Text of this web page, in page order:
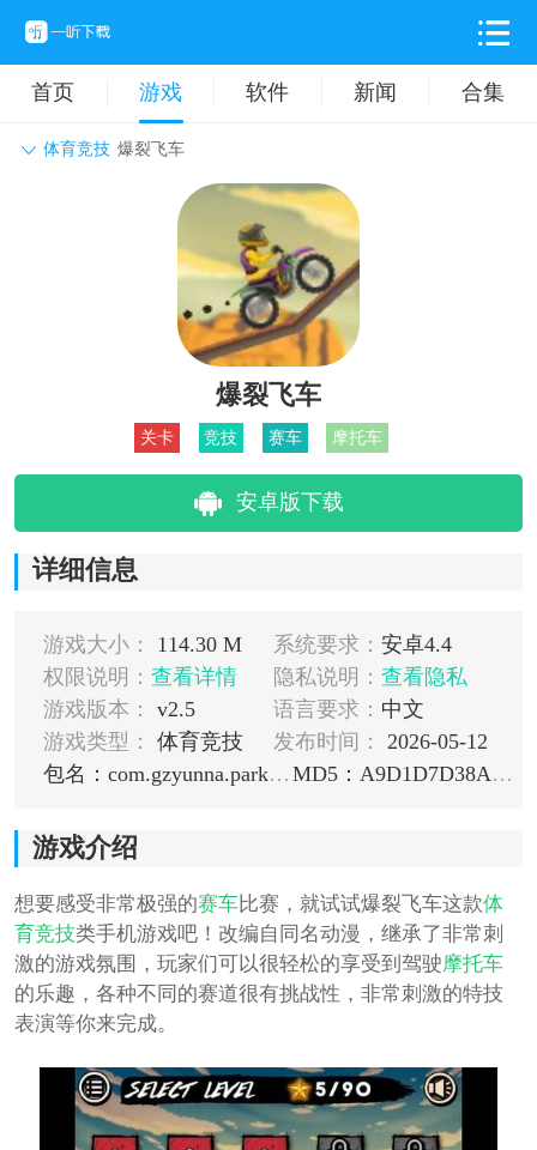
首页 游戏 软件 新闻 合集
体育竞技 爆裂飞车
动作格斗 休闲益智
卡牌对战 音乐舞蹈
挂机养成
爆裂飞车
关卡 竞技 赛车 摩托车
安卓版下载
详细信息
游戏大小： 114.30 M 系统要求： 安卓4.4
权限说明： 查看详情 隐私说明： 查看隐私
游戏版本：
v2.5 语言要求： 中文
游戏类型：
体育竞技 发布时间：
2026-05-12
包名：com.gzyunna.parkour
MD5：A9D1D7D38A13E840355F71D24E480728
游戏介绍
想要感受非常极强的赛车比赛，就试试爆裂飞车这款体
育竞技类手机游戏吧！改编自同名动漫，继承了非常刺
激的游戏氛围，玩家们可以很轻松的享受到驾驶摩托车
的乐趣，各种不同的赛道很有挑战性，非常刺激的特技
表演等你来完成。